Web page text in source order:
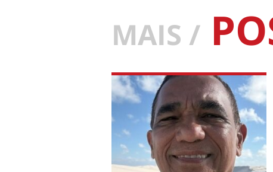
MAIS /